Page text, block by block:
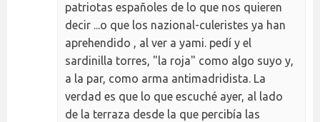
patriotas españoles de lo que nos quieren
decir ...o que los nazional-culeristes ya han
aprehendido , al ver a yami. pedí y el
sardinilla torres, "la roja" como algo suyo y,
a la par, como arma antimadridista. La
verdad es que lo que escuché ayer, al lado
de la terraza desde la que percibía las